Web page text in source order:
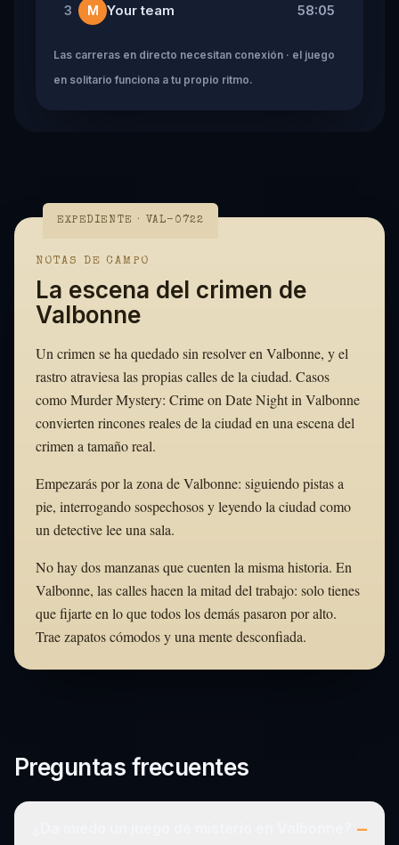
3 M Your team 58:05
Las carreras en directo necesitan conexión · el juego
en solitario funciona a tu propio ritmo.
EXPEDIENTE · VAL-0722
NOTAS DE CAMPO
La escena del crimen de
Valbonne
Un crimen se ha quedado sin resolver en Valbonne, y el
rastro atraviesa las propias calles de la ciudad. Casos
como Murder Mystery: Crime on Date Night in Valbonne
convierten rincones reales de la ciudad en una escena del
crimen a tamaño real.
Empezarás por la zona de Valbonne: siguiendo pistas a
pie, interrogando sospechosos y leyendo la ciudad como
un detective lee una sala.
No hay dos manzanas que cuenten la misma historia. En
Valbonne, las calles hacen la mitad del trabajo: solo tienes
que fijarte en lo que todos los demás pasaron por alto.
Trae zapatos cómodos y una mente desconfiada.
Preguntas frecuentes
–